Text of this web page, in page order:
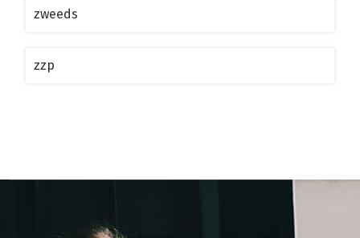
zweeds
zzp